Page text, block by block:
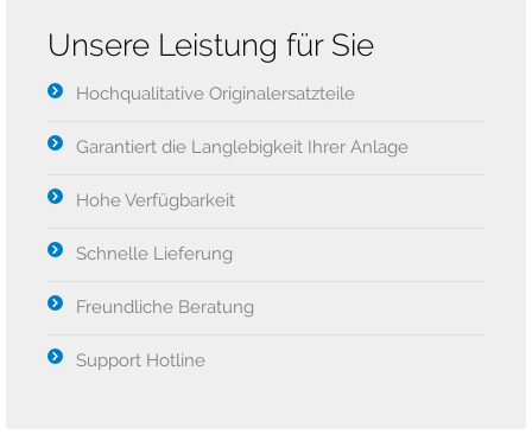
Unsere Leistung für Sie
Hochqualitative Originalersatzteile
Garantiert die Langlebigkeit Ihrer Anlage
Hohe Verfügbarkeit
Schnelle Lieferung
Freundliche Beratung
Support Hotline